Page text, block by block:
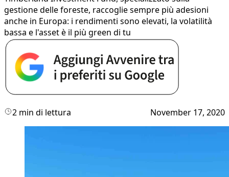
gestione delle foreste, raccoglie sempre più adesioni
anche in Europa: i rendimenti sono elevati, la volatilità
bassa e l'asset è il più green di tu
2 min di lettura November 17, 2020